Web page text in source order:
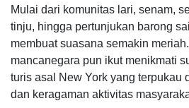
Mulai dari komunitas lari, senam,
tinju, hingga pertunjukan barong
membuat suasana semakin
mancanegara pun ikut menikmati
turis asal New York yang terpukau
dan keragaman aktivitas